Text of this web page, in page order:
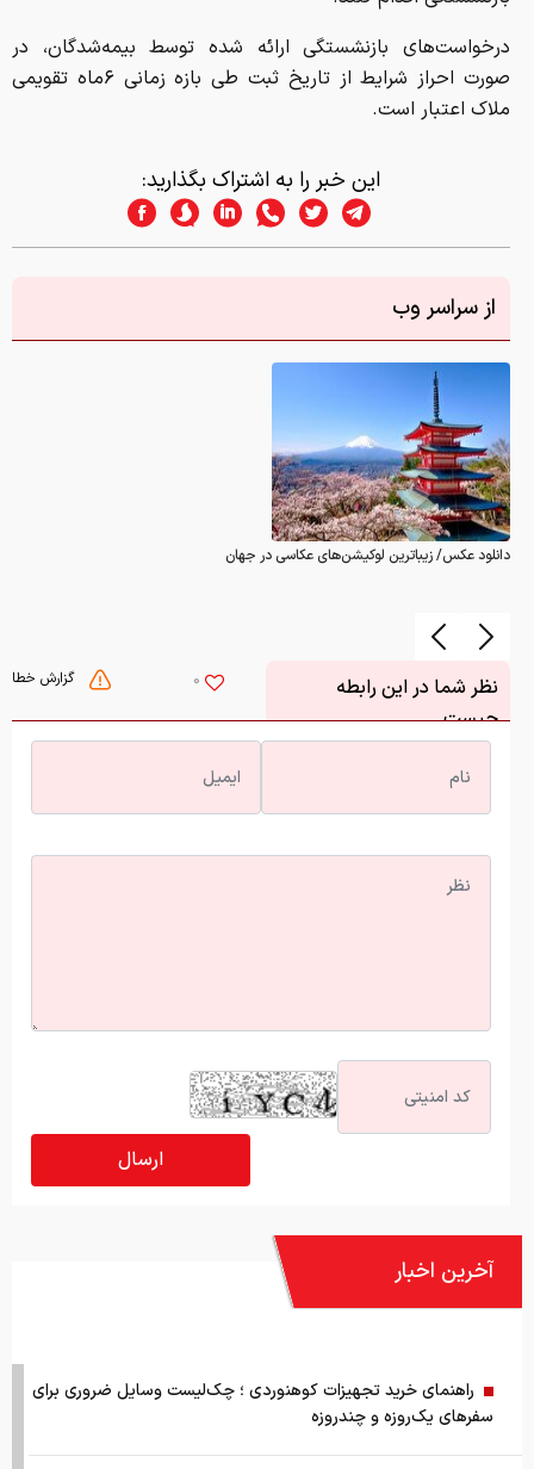
درخواست‌های بازنشستگی ارائه شده توسط بیمه‌شدگان، در
صورت احراز شرایط از تاریخ ثبت طی بازه زمانی ۶ماه تقویمی
ملاک اعتبار است.
این خبر را به اشتراک بگذارید:
از سراسر وب
دانلود عکس/ زیباترین لوکیشن‌های عکاسی در جهان
گزارش خطا 0
نظر شما در این رابطه
چیست
آخرین اخبار
راهنمای خرید تجهیزات کوهنوردی ؛ چک‌لیست وسایل ضروری برای
سفرهای یک‌روزه و چندروزه